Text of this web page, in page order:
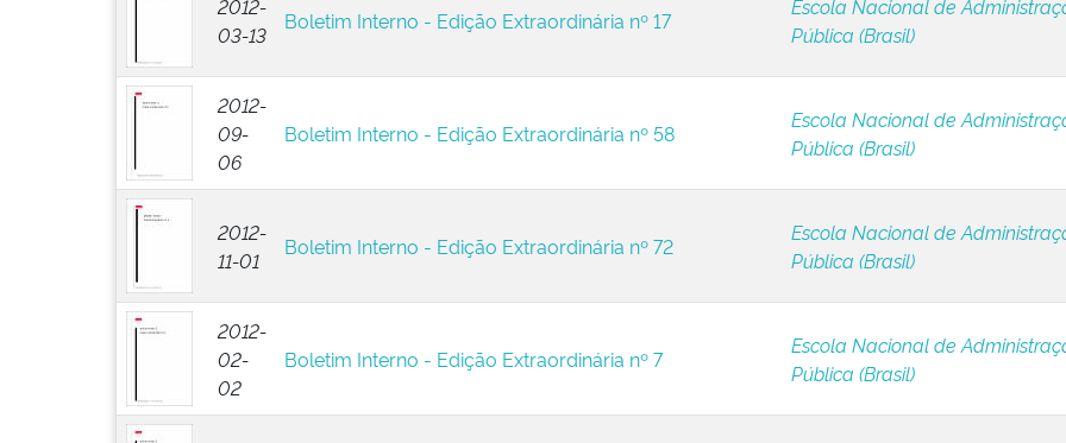
2012-
03-13
Boletim Interno - Edição Extraordinária nº 17
Escola Nacional de
Pública (Brasil)
2012-
09-
06
Boletim Interno - Edição Extraordinária nº 58
Escola Nacional de
Pública (Brasil)
2012-
11-01
Boletim Interno - Edição Extraordinária nº 72
Escola Nacional de
Pública (Brasil)
2012-
02-
02
Boletim Interno - Edição Extraordinária nº 7
Escola Nacional de
Pública (Brasil)